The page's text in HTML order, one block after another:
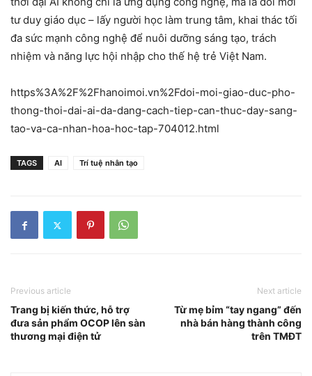
tư duy giáo dục – lấy người học làm trung tâm, khai thác tối
đa sức mạnh công nghệ để nuôi dưỡng sáng tạo, trách
nhiệm và năng lực hội nhập cho thế hệ trẻ Việt Nam.
https%3A%2F%2Fhanoimoi.vn%2Fdoi-moi-giao-duc-pho-
thong-thoi-dai-ai-da-dang-cach-tiep-can-thuc-day-sang-
tao-va-ca-nhan-hoa-hoc-tap-704012.html
TAGS AI Trí tuệ nhân tạo
Previous article
Trang bị kiến thức, hỗ trợ
đưa sản phẩm OCOP lên sàn
thương mại điện tử
Next article
Từ mẹ bỉm “tay ngang” đến
nhà bán hàng thành công
trên TMĐT